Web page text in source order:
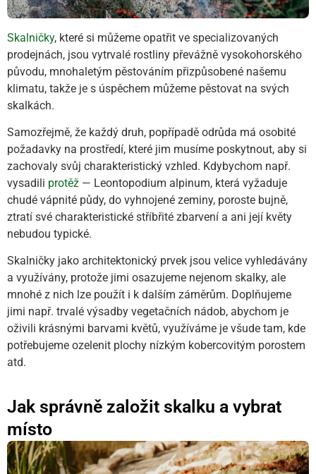
Skalničky, které si můžeme opatřit ve specializovaných
prodejnách, jsou vytrvalé rostliny převážně vysokohorského
původu, mnohaletým pěstováním přizpůsobené našemu
klimatu, takže je s úspěchem můžeme pěstovat na svých
skalkách.
Samozřejmě, že každý druh, popřípadě odrůda má osobité
požadavky na prostředí, které jim musíme poskytnout, aby si
zachovaly svůj charakteristický vzhled. Kdybychom např.
vysadili protěž — Leontopodium alpinum, která vyžaduje
chudé vápnité půdy, do vyhnojené zeminy, poroste bujně,
ztratí své charakteristické stříbřité zbarvení a ani její květy
nebudou typické.
Skalničky jako architektonický prvek jsou velice vyhledávány
a využívány, protože jimi osazujeme nejenom skalky, ale
mnohé z nich lze použít i k dalším záměrům. Doplňujeme
jimi např. trvalé výsadby vegetačních nádob, abychom je
oživili krásnými barvami květů, využíváme je všude tam, kde
potřebujeme ozelenit plochy nízkým kobercovitým porostem
atd.
Jak správně založit skalku a vybrat
místo